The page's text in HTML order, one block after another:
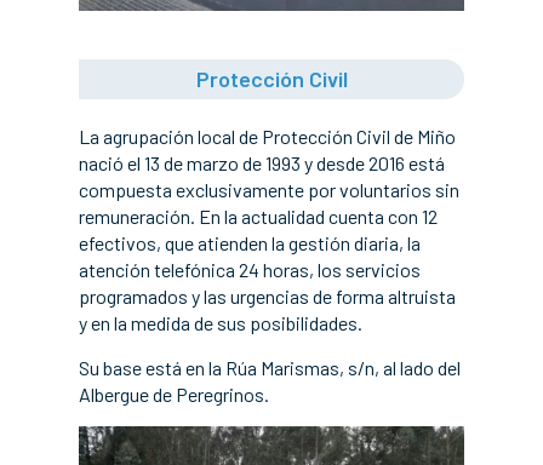
Protección Civil
La agrupación local de Protección Civil de Miño
nació el 13 de marzo de 1993 y desde 2016 está
compuesta exclusivamente por voluntarios sin
remuneración. En la actualidad cuenta con 12
efectivos, que atienden la gestión diaria, la
atención telefónica 24 horas, los servicios
programados y las urgencias de forma altruista
y en la medida de sus posibilidades.
Su base está en la Rúa Marismas, s/n, al lado del
Albergue de Peregrinos.